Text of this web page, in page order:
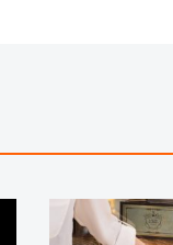
※当店では店頭販売も
また、ご来店にてご
お問い合わせいただ